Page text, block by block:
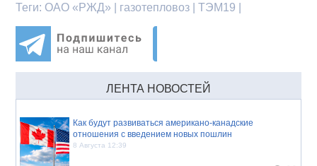
Теги: ОАО «РЖД» | газотепловоз | ТЭМ19 |
ЛЕНТА НОВОСТЕЙ
Как будут развиваться американо-канадские
отношения с введением новых пошлин
8 Августа 12:39